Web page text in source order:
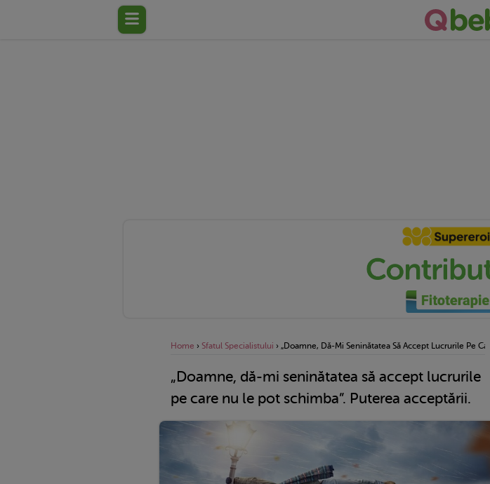
Home › Sfatul Specialistului › „Doamne, Dă-Mi Seninătatea Să Accept Lucrurile Pe
„Doamne, dă-mi seninătatea să accept lucrurile
pe care nu le pot schimba”. Puterea acceptării.